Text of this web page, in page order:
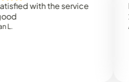
with the service
It